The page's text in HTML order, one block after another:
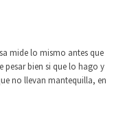
mide lo mismo antes que
pesar bien si que lo hago y
no llevan mantequilla, en